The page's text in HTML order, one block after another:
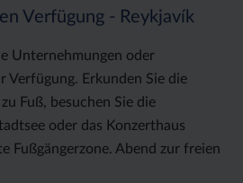
Verfügung - Reykjavík
Unternehmungen oder
Verfügung. Erkunden Sie die
Fuß, besuchen Sie die
oder das Konzerthaus
Fußgängerzone. Abend zur freien